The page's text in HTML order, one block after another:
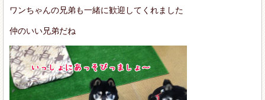
ワンちゃんの兄弟も一緒に歓迎してくれました
仲のいい兄弟だね